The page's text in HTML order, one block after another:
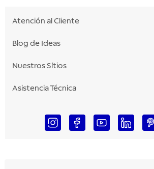
Atención al Cliente
Blog de Ideas
Nuestros Sítios
Asistencia Técnica